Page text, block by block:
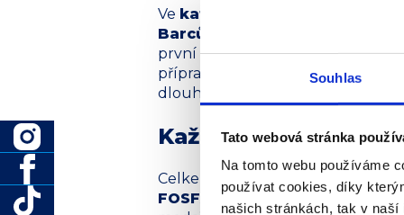
Souhlas
Tato webová stránka
Na tomto webu používáme
používat cookies, díky
našich stránkách, tak v
Ve kategorii U14
Barcůch
první místo. Jeho vystoupení
přípravy, vytrvalosti a správně
dlouhodobém horizontu promítá
Každý start má svou
Celkem se jihlavských závodů
FOSFA Judo Břeclav . Ne